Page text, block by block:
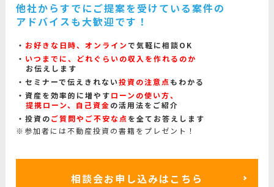
他社からすでにご提案を受けている案件の
アドバイスも大歓迎です！
お好きな日時、オンラインで気軽に相談OK
いつまでに、どれぐらいの収入を作れるのか
お伝えします
セミナーで伝えきれない投資の注意点 もわかる
資産を効率的に増やすローンの使い方、
提携ローン、自己資金の活用法をご紹介
投資のご質問やご不安な点 を全てお答えします
※参加者には不動産投資の書籍をプレゼント！
相談会お申し込みはこちら